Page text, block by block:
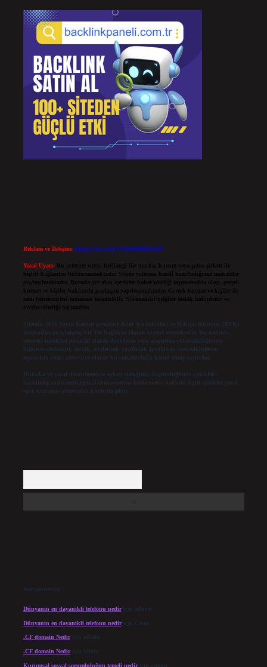
Reklam ve İletişim: Skype: live:.cid.575569c608265c69
Yasal Uyarı:
Bu internet sitesi, herhangi bir marka, kurum veya şahıs şirketi ile
hiçbir bağlantısı bulunmamaktadır. Sitede yalnızca kendi hazırladığımız makaleler
paylaşılmaktadır. Burada yer alan içerikler haber niteliği taşımamakta olup, gerçek
kurum ve kişiler hakkında paylaşım yapılmamaktadır. Gerçek kurum ve kişiler ile
isim benzerlikleri tamamen tesadüfidir. Sitemizdeki bilgiler taslak halindedir ve
tavsiye niteliği taşımazlar.
Sitemiz, 5651 Sayılı Kanun gereğince Bilgi Teknolojileri ve İletişim Kurumu (BTK)
tarafından onaylanmış bir Yer Sağlayıcı olarak hizmet vermektedir. Bu nedenle,
sitedeki içerikleri proaktif olarak denetleme veya araştırma yükümlülüğümüz
bulunmamaktadır. Ancak, üyelerimiz yazdıkları içeriklerin sorumluluğunu
taşımakta olup, siteye üye olarak bu sorumluluğu kabul etmiş sayılırlar.
Hukuka ve yasal düzenlemelere aykırı olduğunu düşündüğünüz içerikleri,
backlinkpanelicomtr@gmail.comadresine bildirmeniz halinde, ilgili içerikler yasal
süre içerisinde sitemizden kaldırılacaktır.
Son yorumlar
Dünyanin en dayanikli telefonu nediriçin admin
Dünyanin en dayanikli telefonu nediriçin Cesur
.CF domain Nediriçin admin
.CF domain Nediriçin Merve
Kurumsal sosyal sorumluluğun temeli nediriçin admin